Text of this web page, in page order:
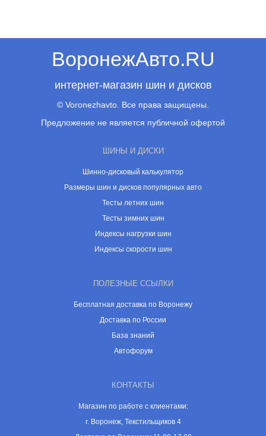
ВоронежАвто.RU
интернет-магазин шин и дисков
© Voronezhavto. Все права защищены.
Предложение не является публичной офертой
ШИНЫ И ДИСКИ
Шинно-дисковый калькулятор
Размеры шин и дисков популярных авто
Тесты летних шин
Тесты зимних шин
Индексы нагрузки шин
Индексы скорости шин
ПОЛЕЗНЫЕ ССЫЛКИ
Бесплатная доставка по Воронежу
Доставка по России
База знаний
Автофорум
КОНТАКТЫ
Магазин по работе с клиентами:
г. Воронеж, Текстильщиков 4